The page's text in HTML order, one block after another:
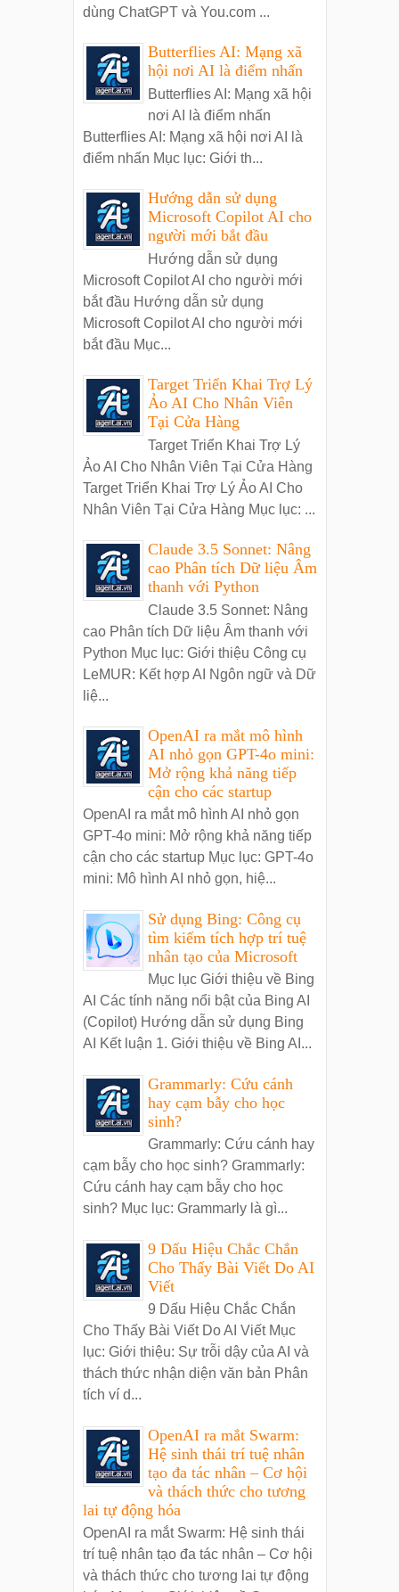
dùng ChatGPT và You.com ...
Butterflies AI: Mạng xã
hội nơi AI là điểm nhấn
Butterflies AI: Mạng xã hội
nơi AI là điểm nhấn
Butterflies AI: Mạng xã hội nơi AI là
điểm nhấn Mục lục: Giới th...
Hướng dẫn sử dụng
Microsoft Copilot AI cho
người mới bắt đầu
Hướng dẫn sử dụng
Microsoft Copilot AI cho người mới
bắt đầu Hướng dẫn sử dụng
Microsoft Copilot AI cho người mới
bắt đầu Mục...
Target Triển Khai Trợ Lý
Ảo AI Cho Nhân Viên
Tại Cửa Hàng
Target Triển Khai Trợ Lý
Ảo AI Cho Nhân Viên Tại Cửa Hàng
Target Triển Khai Trợ Lý Ảo AI Cho
Nhân Viên Tại Cửa Hàng Mục lục: ...
Claude 3.5 Sonnet: Nâng
cao Phân tích Dữ liệu Âm
thanh với Python
Claude 3.5 Sonnet: Nâng
cao Phân tích Dữ liệu Âm thanh với
Python Mục lục: Giới thiệu Công cụ
LeMUR: Kết hợp AI Ngôn ngữ và Dữ
liệ...
OpenAI ra mắt mô hình
AI nhỏ gọn GPT-4o mini:
Mở rộng khả năng tiếp
cận cho các startup
OpenAI ra mắt mô hình AI nhỏ gọn
GPT-4o mini: Mở rộng khả năng tiếp
cận cho các startup Mục lục: GPT-4o
mini: Mô hình AI nhỏ gọn, hiệ...
Sử dụng Bing: Công cụ
tìm kiếm tích hợp trí tuệ
nhân tạo của Microsoft
Mục lục Giới thiệu về Bing
AI Các tính năng nổi bật của Bing AI
(Copilot) Hướng dẫn sử dụng Bing
AI Kết luận 1. Giới thiệu về Bing AI...
Grammarly: Cứu cánh
hay cạm bẫy cho học
sinh?
Grammarly: Cứu cánh hay
cạm bẫy cho học sinh? Grammarly:
Cứu cánh hay cạm bẫy cho học
sinh? Mục lục: Grammarly là gì...
9 Dấu Hiệu Chắc Chắn
Cho Thấy Bài Viết Do AI
Viết
9 Dấu Hiệu Chắc Chắn
Cho Thấy Bài Viết Do AI Viết Mục
lục: Giới thiệu: Sự trỗi dậy của AI và
thách thức nhận diện văn bản Phân
tích ví d...
OpenAI ra mắt Swarm:
Hệ sinh thái trí tuệ nhân
tạo đa tác nhân – Cơ hội
và thách thức cho tương
lai tự động hóa
OpenAI ra mắt Swarm: Hệ sinh thái
trí tuệ nhân tạo đa tác nhân – Cơ hội
và thách thức cho tương lai tự động